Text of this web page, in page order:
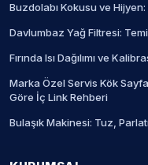
Buzdolabı Kokusu ve Hijyen:
Davlumbaz Yağ Filtresi:
Fırında Isı Dağılımı ve
Marka Özel Servis Kök
Göre İç Link Rehberi
Bulaşık Makinesi: Tuz,